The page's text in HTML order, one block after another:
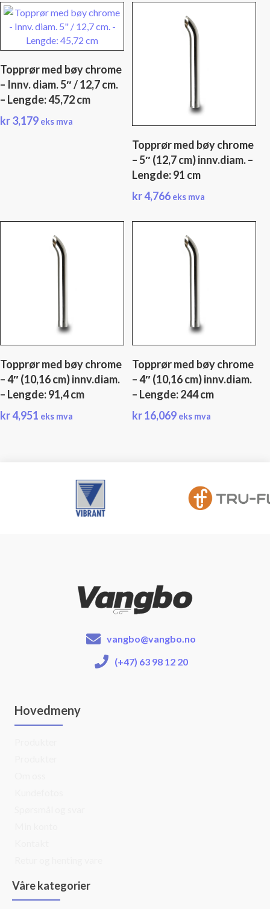
Topprør med bøy chrome
– Innv. diam. 5″ / 12,7 cm.
– Lengde: 45,72 cm
kr3,179 eks mva
Topprør med bøy chrome
– 5″ (12,7 cm) innv.diam. –
Lengde: 91 cm
kr4,766 eks mva
Topprør med bøy chrome
– 4″ (10,16 cm) innv.diam.
– Lengde: 91,4 cm
kr4,951 eks mva
Topprør med bøy chrome
– 4″ (10,16 cm) innv.diam.
– Lengde: 244 cm
kr16,069 eks mva
vangbo@vangbo.no
(+47) 63 98 12 20
Hovedmeny
Våre kategorier